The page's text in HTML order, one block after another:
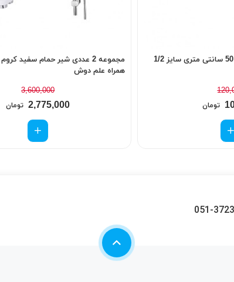
تومان
مجموعه 2 عددی شیر حمام سفید
همراه علم دوش
3,600,000
2,775,000 تومان
051-